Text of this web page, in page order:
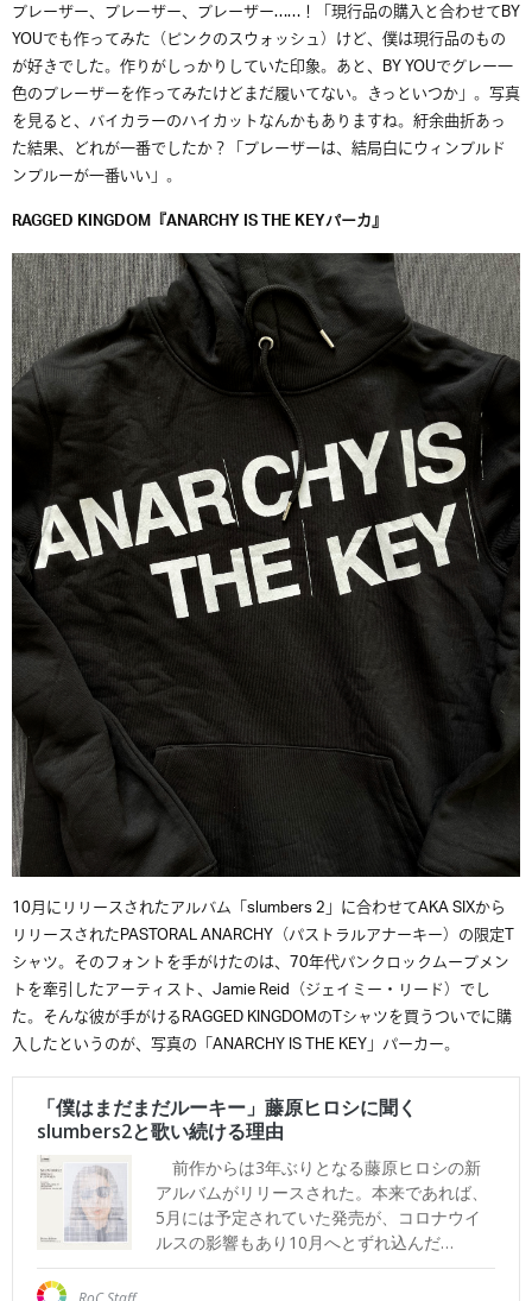
ブレーザー、ブレーザー、ブレーザー……！「現行品の購入と合わせてBY
YOUでも作ってみた（ピンクのスウォッシュ）けど、僕は現行品のもの
が好きでした。作りがしっかりしていた印象。あと、BY YOUでグレー一
色のブレーザーを作ってみたけどまだ履いてない。きっといつか」。写真
を見ると、バイカラーのハイカットなんかもありますね。紆余曲折あっ
た結果、どれが一番でしたか？「ブレーザーは、結局白にウィンブルド
ンブルーが一番いい」。
RAGGED KINGDOM『ANARCHY IS THE KEYパーカ』
10月にリリースされたアルバム「slumbers 2」に合わせてAKA SIXから
リリースされたPASTORAL ANARCHY （パストラルアナーキー）の限定T
シャツ。そのフォントを手がけたのは、70年代パンクロックムーブメン
トを牽引したアーティスト、Jamie Reid（ジェイミー・リード）でし
た。そんな彼が手がけるRAGGED KINGDOMのTシャツを買うついでに購
入したというのが、写真の「ANARCHY IS THE KEY」パーカー。